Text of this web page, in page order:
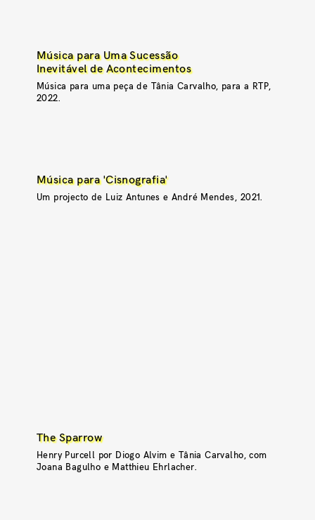
Música para Uma Sucessão
Inevitável de Acontecimentos
Música para uma peça de Tânia Carvalho, para a RTP,
2022.
Música para 'Cisnografia'
Um projecto de Luiz Antunes e André Mendes, 2021.
The Sparrow
Henry Purcell por Diogo Alvim e Tânia Carvalho, com
Joana Bagulho e Matthieu Ehrlacher.